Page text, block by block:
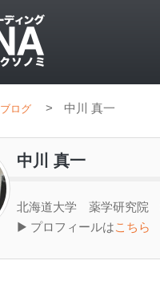
ブログ > 中川 真一
中川 真一
北海道大学 薬学研究院
▶ プロフィールはこちら